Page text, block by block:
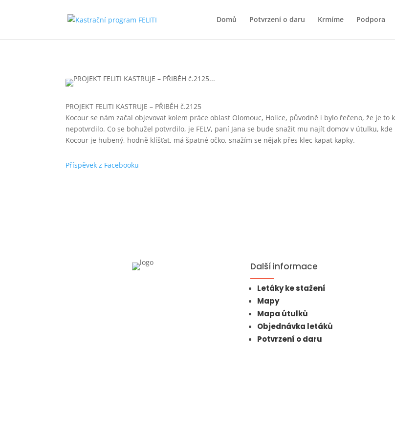
Domů Potvrzení o daru Krmíme Podpora
PROJEKT FELITI KASTRUJE – PŘIBĚH č.2125
Kocour se nám začal objevovat kolem práce oblast Olomouc, Holice, původně i bylo řečeno, že je to
nepotvrdilo. Co se bohužel potvrdilo, je FELV, paní Jana se bude snažit mu najít domov v útulku, kde
Kocour je hubený, hodně klíšťat, má špatné očko, snažím se nějak přes klec kapat kapky.
Příspěvek z Facebooku
Další informace
Letáky ke stažení
Mapy
Mapa útulků
Objednávka letáků
Potvrzení o daru